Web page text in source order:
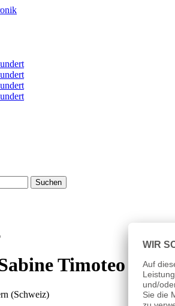
Timoteo
(Schweiz)